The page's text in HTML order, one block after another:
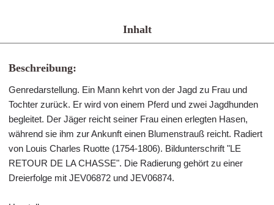
Inhalt
Beschreibung:
Genredarstellung. Ein Mann kehrt von der Jagd zu Frau und
Tochter zurück. Er wird von einem Pferd und zwei Jagdhunden
begleitet. Der Jäger reicht seiner Frau einen erlegten Hasen,
während sie ihm zur Ankunft einen Blumenstrauß reicht. Radiert
von Louis Charles Ruotte (1754-1806). Bildunterschrift "LE
RETOUR DE LA CHASSE". Die Radierung gehört zu einer
Dreierfolge mit JEV06872 und JEV06874.